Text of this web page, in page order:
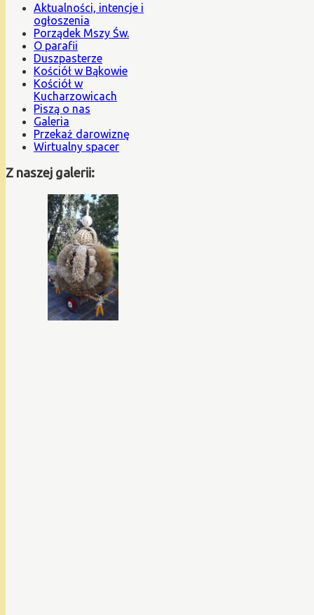
Aktualności, intencje i
ogłoszenia
Porządek Mszy Św.
O parafii
Duszpasterze
Kościół w Bąkowie
Kościół w
Kucharzowicach
Piszą o nas
Galeria
Przekaż darowiznę
Wirtualny spacer
Z naszej galerii: